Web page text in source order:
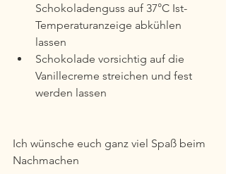
Schokoladenguss auf 37°C Ist-
Temperaturanzeige abkühlen
lassen
Schokolade vorsichtig auf die
Vanillecreme streichen und fest
werden lassen
Ich wünsche euch ganz viel Spaß beim
Nachmachen